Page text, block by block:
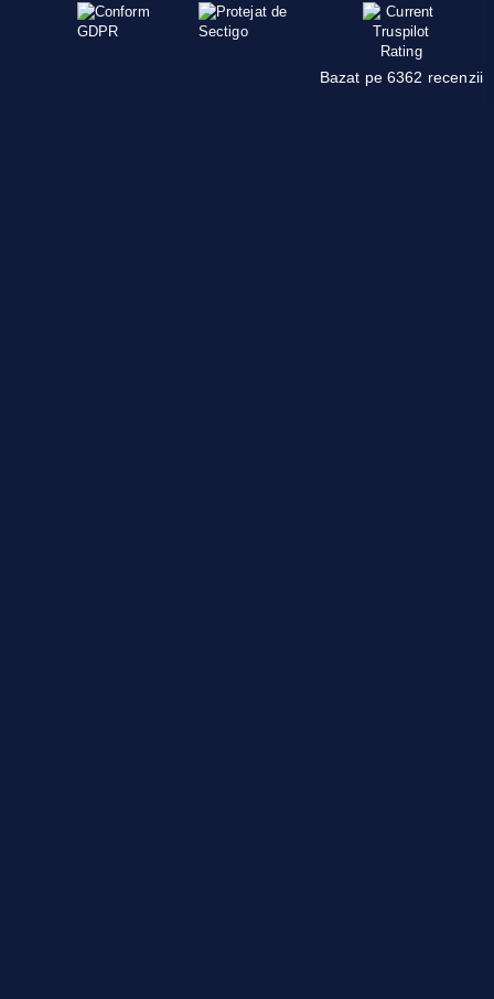
Bazat pe 6362 recenzii